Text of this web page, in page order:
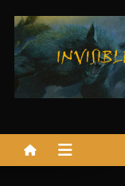
στο
περιεχόμενο